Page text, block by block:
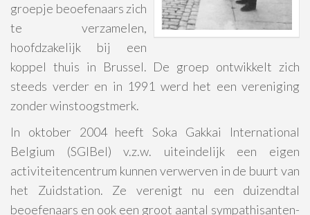
groepje beoefenaars zich
te verzamelen,
hoofdzakelijk bij een
koppel thuis in Brussel. De groep ontwikkelt zich
steeds verder en in 1991 werd het een vereniging
zonder winstoogstmerk.
In oktober 2004 heeft Soka Gakkai International
Belgium (SGIBel) v.z.w. uiteindelijk een eigen
activiteitencentrum kunnen verwerven in de buurt van
het Zuidstation. Ze verenigt nu een duizendtal
beoefenaars en ook een groot aantal sympathisanten-